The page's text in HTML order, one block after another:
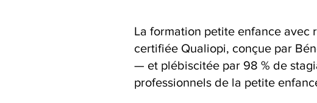
La formation petite enfance avec
certifiée Qualiopi, conçue par
— et plébiscitée par 98 % de
professionnels de la petite